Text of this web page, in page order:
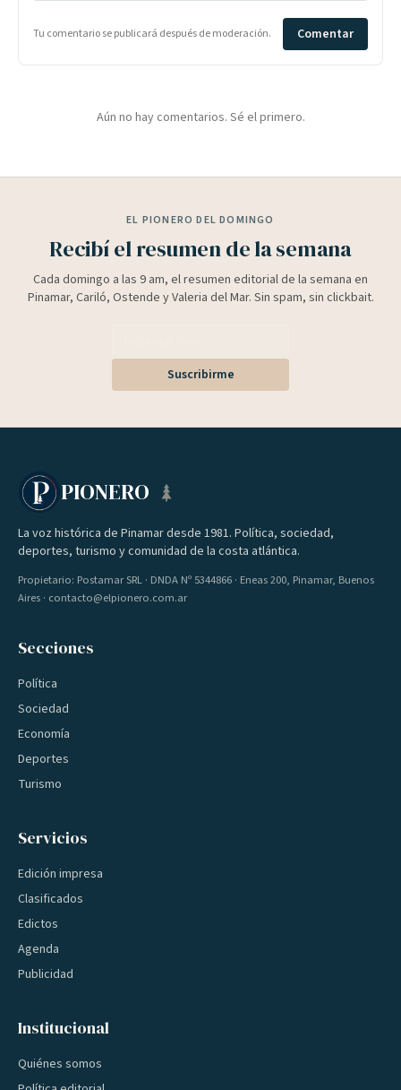
Tu comentario se publicará después de moderación. Comentar
Aún no hay comentarios. Sé el primero.
EL PIONERO DEL DOMINGO
Recibí el resumen de la semana
Cada domingo a las 9 am, el resumen editorial de la semana en
Pinamar, Cariló, Ostende y Valeria del Mar. Sin spam, sin clickbait.
Suscribirme
PIONERO
La voz histórica de Pinamar desde 1981. Política, sociedad,
deportes, turismo y comunidad de la costa atlántica.
Propietario: Postamar SRL · DNDA Nº 5344866 · Eneas 200, Pinamar, Buenos
Aires · contacto@elpionero.com.ar
Secciones
Política
Sociedad
Economía
Deportes
Turismo
Servicios
Edición impresa
Clasificados
Edictos
Agenda
Publicidad
Institucional
Quiénes somos